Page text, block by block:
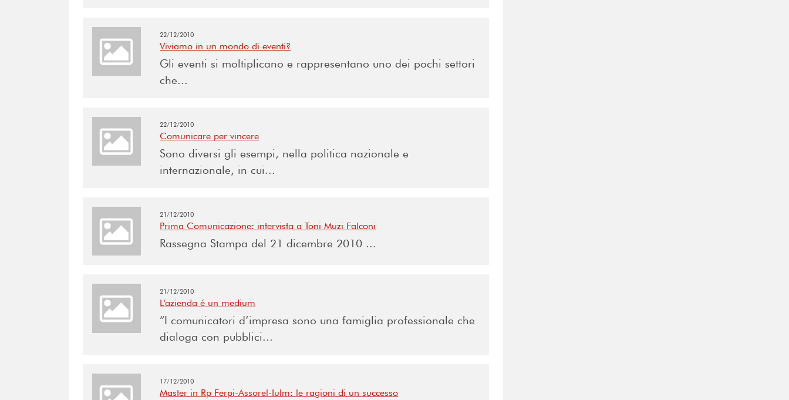
22/12/2010
Viviamo in un mondo di eventi?
Gli eventi si moltiplicano e rappresentano uno dei pochi settori
che...
22/12/2010
Comunicare per vincere
Sono diversi gli esempi, nella politica nazionale e
internazionale, in cui...
21/12/2010
Prima Comunicazione: intervista a Toni Muzi Falconi
Rassegna Stampa del 21 dicembre 2010 ...
21/12/2010
L'azienda é un medium
“I comunicatori d’impresa sono una famiglia professionale che
dialoga con pubblici...
17/12/2010
Master in Rp Ferpi-Assorel-Iulm: le ragioni di un successo